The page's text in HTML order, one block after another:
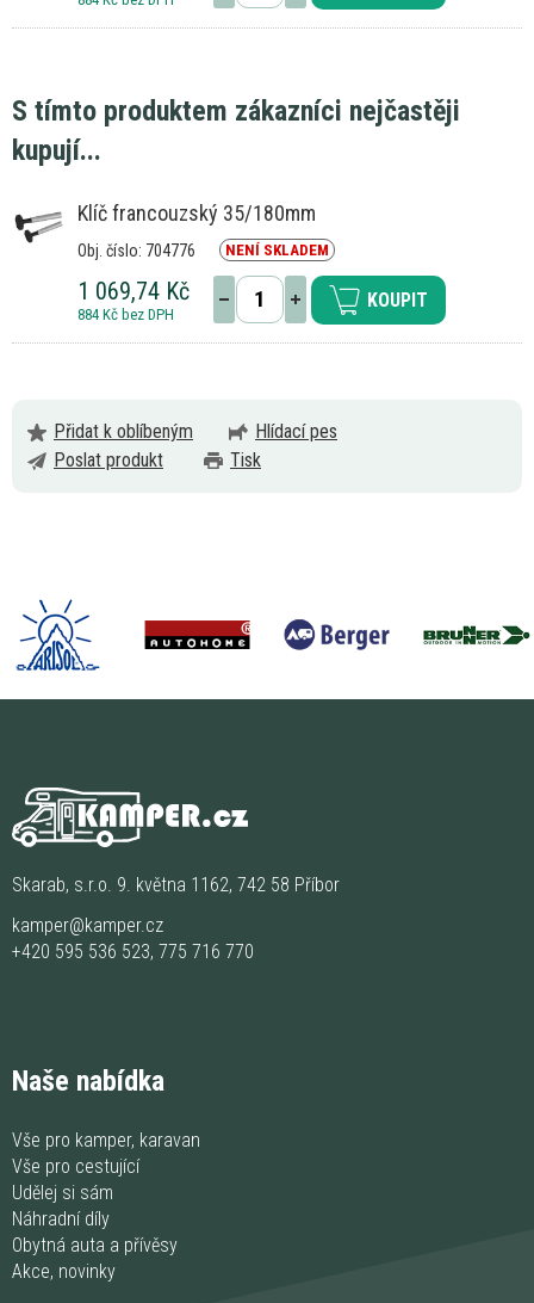
S tímto produktem zákazníci nejčastěji
kupují...
Klíč francouzský 35/180mm
Obj. číslo: 704776 NENÍ SKLADEM
1 069,74 Kč
884 Kč bez DPH
KOUPIT
Přidat k oblíbeným
Hlídací pes
Poslat produkt
Tisk
Skarab, s.r.o. 9. května 1162, 742 58 Příbor
kamper@kamper.cz
+420 595 536 523, 775 716 770
Naše nabídka
Vše pro kamper, karavan
Vše pro cestující
Udělej si sám
Náhradní díly
Obytná auta a přívěsy
Akce, novinky